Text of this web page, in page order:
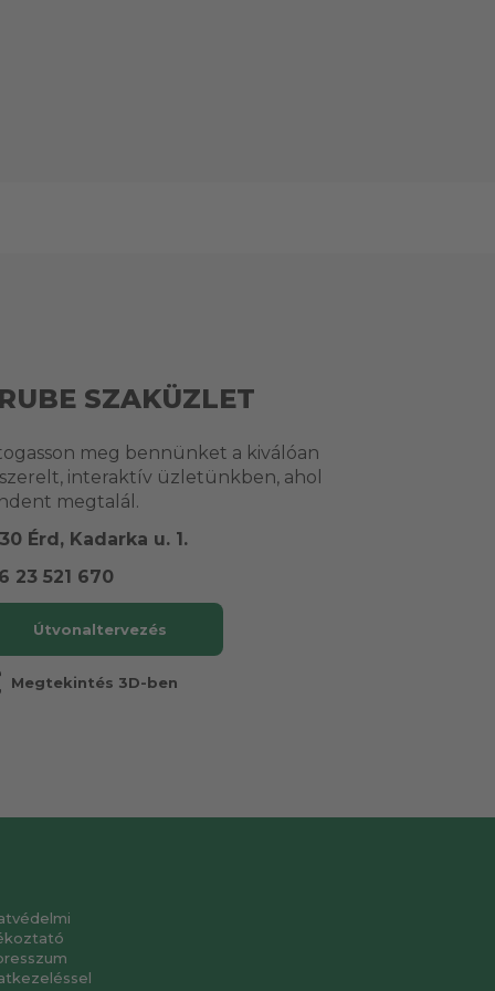
SZAKÜZLET
meg bennünket a kiválóan
interaktív üzletünkben, ahol
megtalál.
Érd, Kadarka u. 1.
23 521 670
Útvonaltervezés
Megtekintés 3D-ben